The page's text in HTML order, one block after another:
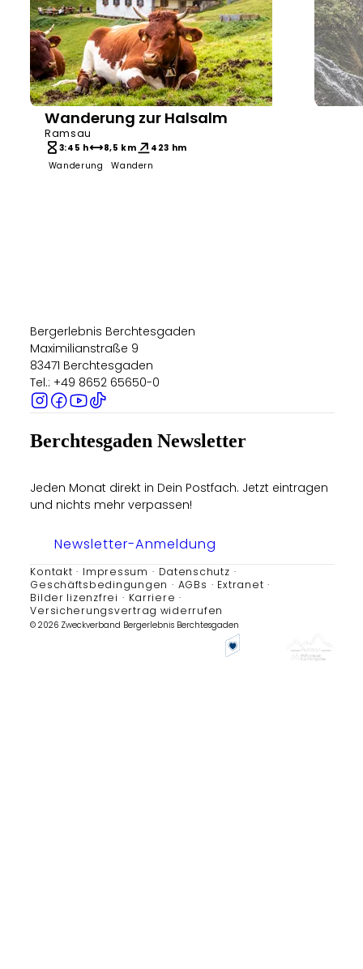
Bergerlebnis Berchtesgaden
Wanderung zur Halsalm
Ramsau
3:45 h 8,5 km
423 hm
Wanderung
Wandern
Bergerlebnis Berchtesgaden
Maximilianstraße 9
83471 Berchtesgaden
Tel.: +49 8652 65650-0
Berchtesgaden Newsletter
Jeden Monat direkt in Dein Postfach. Jetzt eintragen
und nichts mehr verpassen!
Newsletter-Anmeldung
Kontakt Impressum
Datenschutz
Geschäftsbedingungen
AGBs
Extranet
Bilder lizenzfrei
Karriere
Versicherungsvertrag widerrufen
© 2026 Zweckverband Bergerlebnis Berchtesgaden